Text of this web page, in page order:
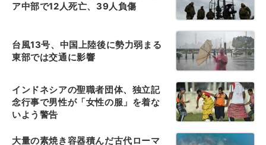
ア中部で12人死亡、39人負傷
台風13号、中国上陸後に勢力弱まる
東部では交通に影響
インドネシアの聖職者団体、独立記
念行事で男性が「女性の服」を着な
いよう警告
大量の素焼き容器積んだ古代ローマ